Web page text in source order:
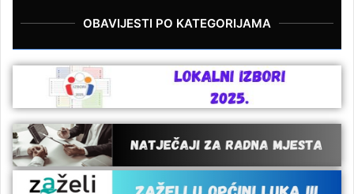
OBAVIJESTI PO KATEGORIJAMA